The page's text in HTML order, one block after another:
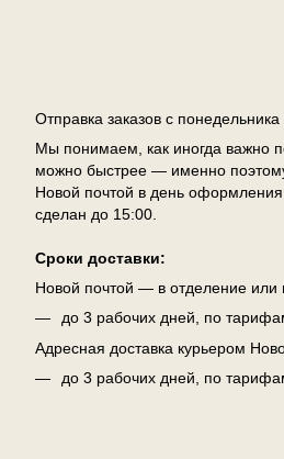
Отправка заказов с понедельника
Мы понимаем, как иногда важно
можно быстрее — именно
Новой почтой в день
сделан до 15:00.
Сроки доставки:
Новой почтой — в отделение или
до 3 рабочих дней, по
Адресная доставка курьером
до 3 рабочих дней, по